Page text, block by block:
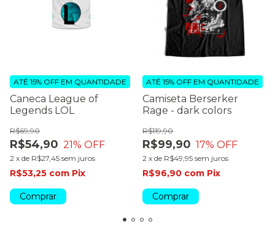
Caneca League of
Legends LOL
R$54,90
R$69,90
21% OFF
2 x de R$27,45 sem juros
ATÉ 15% OFF EM QUANTIDADE
R$53,25 com Pix
Comprar
Camiseta Berserker
Rage - dark colors
R$99,90
R$119,90
17% OFF
2 x de R$49,95 sem juros
ATÉ 15% OFF EM QUANTIDADE
R$96,90 com Pix
Comprar